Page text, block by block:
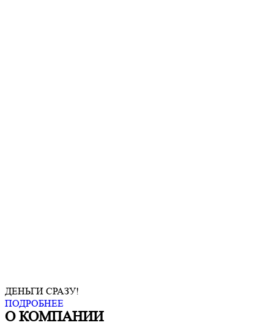
ДЕНЬГИ СРАЗУ!
ПОДРОБНЕЕ
О КОМПАНИИ